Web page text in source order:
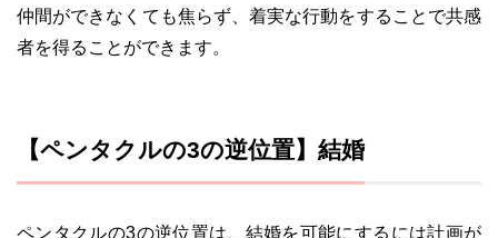
仲間ができなくても焦らず、着実な行動をすることで共感
者を得ることができます。
【ペンタクルの3の逆位置】結婚
ペンタクルの3の逆位置は、結婚を可能にするには計画が